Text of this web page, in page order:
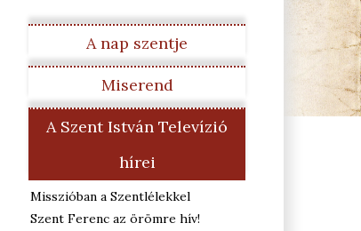
A nap szentje
Miserend
A Szent István Televízió
hírei
Misszióban a Szentlélekkel
Szent Ferenc az örömre hív!